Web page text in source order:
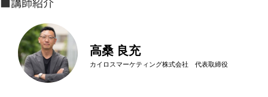
高桑 良充
カイロスマーケティング株式会社 代表取締役